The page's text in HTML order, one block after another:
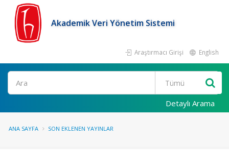
Akademik Veri Yönetim Sistemi
Araştırmacı Girişi English
Ara
Detaylı Arama
ANA SAYFA SON EKLENEN YAYINLAR